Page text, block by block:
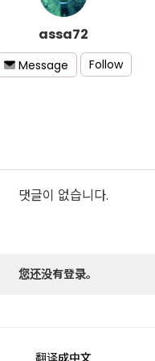
assa72
Message Follow
댓글이 없습니다.
您还没有登录。
翻译成中文